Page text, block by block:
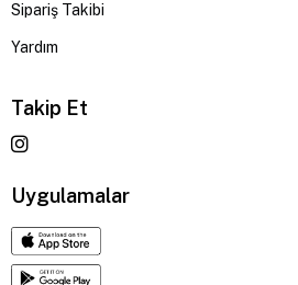
Sipariş Takibi
Yardım
Takip Et
Uygulamalar